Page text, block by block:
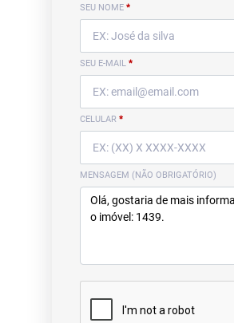
SEU NOME *
SEU E-MAIL *
CELULAR *
MENSAGEM (NÃO OBRIGATÓRIO)